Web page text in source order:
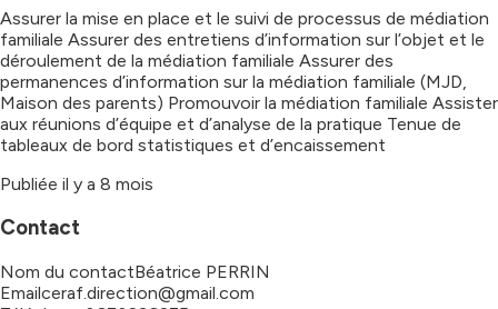
Assurer la mise en place et le suivi de processus de médiation
familiale Assurer des entretiens d’information sur l’objet et le
déroulement de la médiation familiale Assurer des
permanences d’information sur la médiation familiale (MJD,
Maison des parents) Promouvoir la médiation familiale Assister
aux réunions d’équipe et d’analyse de la pratique Tenue de
tableaux de bord statistiques et d’encaissement
Publiée il y a 8 mois
Contact
Nom du contactBéatrice PERRIN
Emailceraf.direction@gmail.com